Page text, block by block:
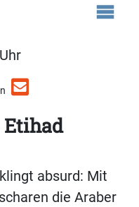
Etihad
absurd: Mit
die Araber